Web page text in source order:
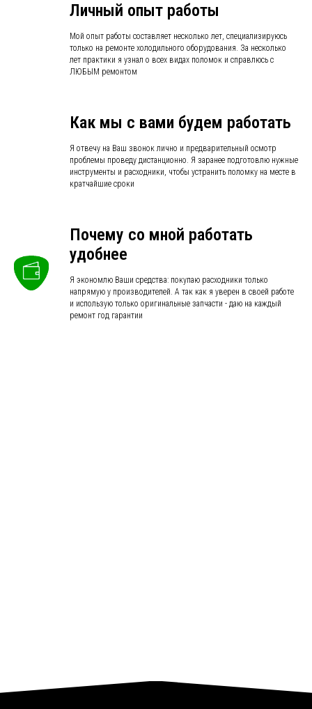
Личный опыт работы
Мой опыт работы составляет несколько лет, специализируюсь
только на ремонте холодильного оборудования. За несколько
лет практики я узнал о всех видах поломок и справлюсь с
ЛЮБЫМ ремонтом
Как мы с вами будем работать
Я отвечу на Ваш звонок лично и предварительный осмотр
проблемы проведу дистанционно. Я заранее подготовлю нужные
инструменты и расходники, чтобы устранить поломку на месте в
кратчайшие сроки
Почему со мной работать
удобнее
Я экономлю Ваши средства: покупаю расходники только
напрямую у производителей. А так как я уверен в своей работе
и использую только оригинальные запчасти - даю на каждый
ремонт год гарантии